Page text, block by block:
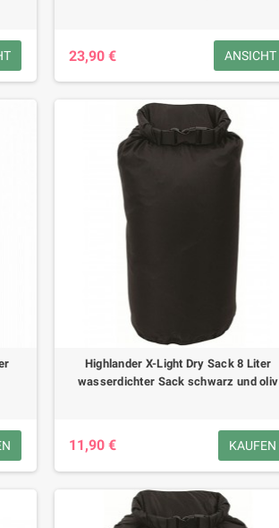
23,90 € ANSICHT
Highlander X-Light Dry Sack 8 Liter
wasserdichter Sack schwarz und oliv
11,90 € KAUFEN